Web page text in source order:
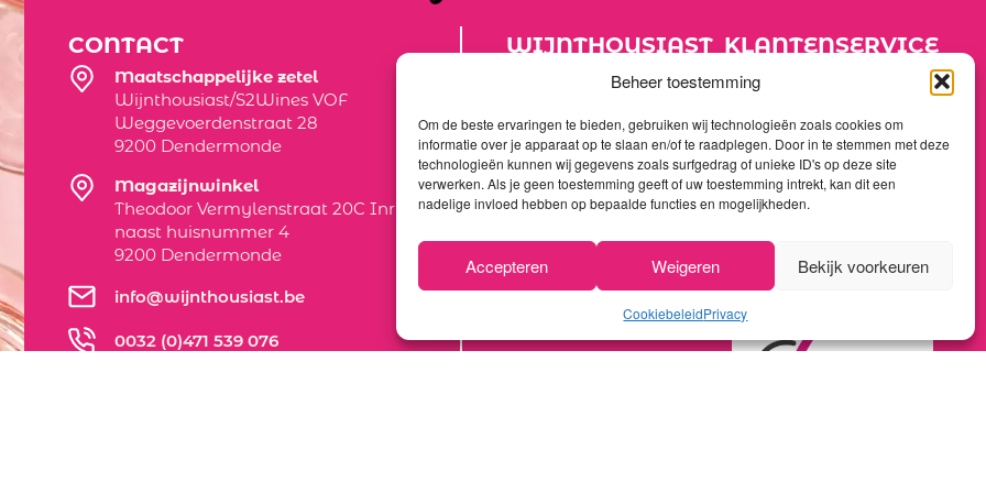
Beheer toestemming
Om de beste ervaringen te bieden, gebruiken wij technologieën zoals cookies om
informatie over je apparaat op te slaan en/of te raadplegen. Door in te stemmen met deze
technologieën kunnen wij gegevens zoals surfgedrag of unieke ID's op deze site
verwerken. Als je geen toestemming geeft of uw toestemming intrekt, kan dit een
nadelige invloed hebben op bepaalde functies en mogelijkheden.
Accepteren Weigeren Bekijk voorkeuren
CookiebeleidPrivacy
CONTACT
Maatschappelijke zetel
Wijnthousiast/S2Wines VOF
Weggevoerdenstraat 28
9200 Dendermonde
Magazijnwinkel
Theodoor Vermylenstraat 20C Inrijden
naast huisnummer 4
9200 Dendermonde
info@wijnthousiast.be
0032 (0)471 539 076
WIJNTHOUSIAST
Shop
Promoties
Nieuwsflash
Reviews
MIJN ACCOUNT
KLANTENSERVICE
Over ons
Algemene voorwaarden
Privacy policy
Betaalmethoden
Klachtenprocedure